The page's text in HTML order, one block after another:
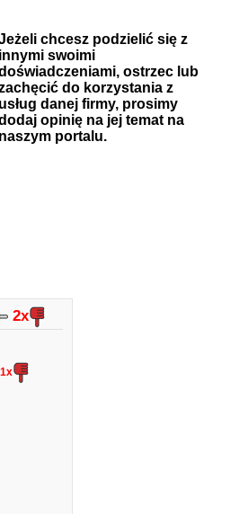
chcesz podzielić się z
innymi swoimi
ostrzec lub
do korzystania z
usług danej firmy, prosimy
opinię na jej temat na
naszym portalu.
2x
1x